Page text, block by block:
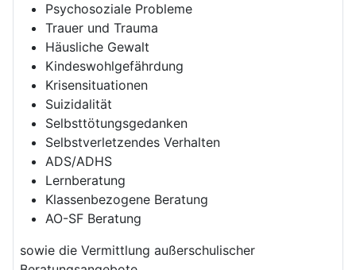
Psychosoziale Probleme
Trauer und Trauma
Häusliche Gewalt
Kindeswohlgefährdung
Krisensituationen
Suizidalität
Selbsttötungsgedanken
Selbstverletzendes Verhalten
ADS/ADHS
Lernberatung
Klassenbezogene Beratung
AO-SF Beratung
sowie die Vermittlung außerschulischer